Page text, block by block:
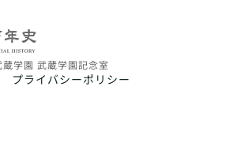
学園 武蔵学園記念室
プライバシーポリシー